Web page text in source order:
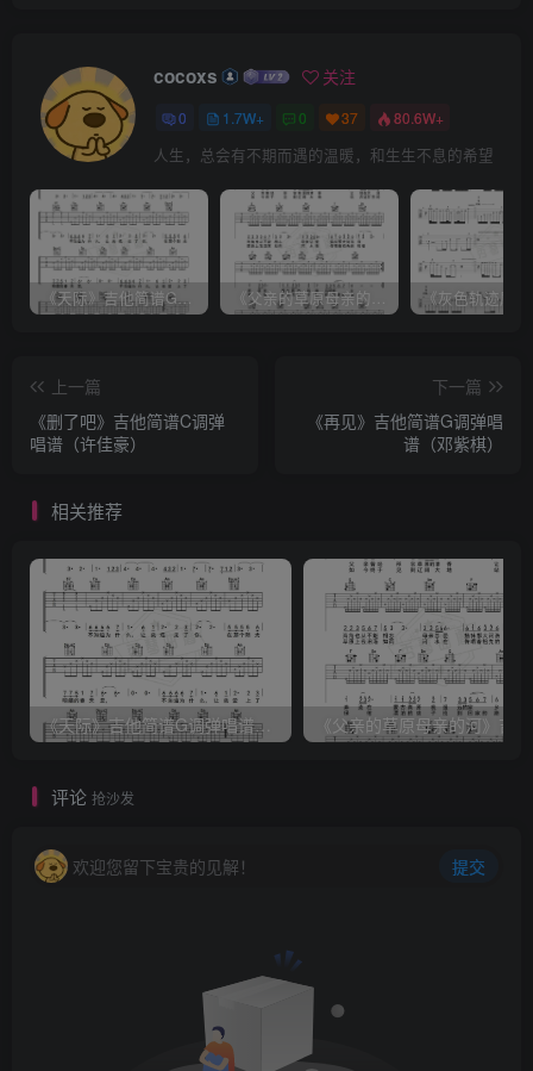
cocoxs 关注
0 1.7W+ 0 37 80.6W+
人生，总会有不期而遇的温暖，和生生不息的希望
《天际》吉他简谱G调弹唱谱（姜玉阳） 《父亲的草原母亲的河》吉他简谱C调弹唱谱（腾格尔）
上一篇
《删了吧》吉他简谱C调弹
唱谱（许佳豪）
下一篇
《再见》吉他简谱G调弹唱
谱（邓紫棋）
相关推荐
《天际》吉他简谱G调弹唱谱（姜玉阳）
评论 抢沙发
欢迎您留下宝贵的见解！ 提交